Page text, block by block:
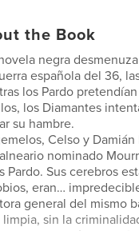
the Book
negra
española del 36,
los Pardo
los Diamantes
su hambre.
Celso y
nominado
Pardo. Sus cerebros
eran…
general del mismo
limpia, sin la